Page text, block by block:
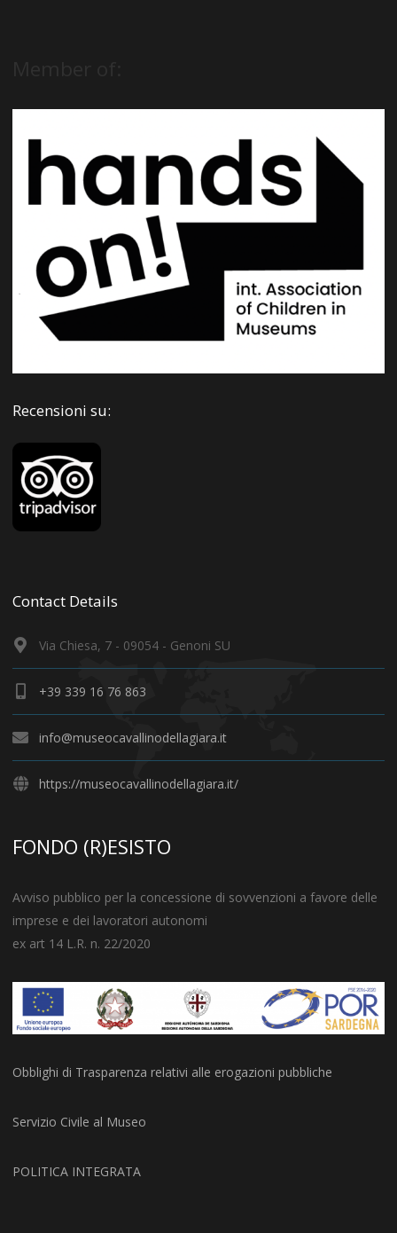
Recensioni su:
Contact Details
Via Chiesa, 7 - 09054 - Genoni SU
+39 339 16 76 863
info@museocavallinodellagiara.it
https://museocavallinodellagiara.it/
FONDO (R)ESISTO
Avviso pubblico per la concessione di sovvenzioni a favore delle
imprese e dei lavoratori autonomi
ex art 14 L.R. n. 22/2020
Obblighi di Trasparenza relativi alle erogazioni pubbliche
Servizio Civile al Museo
POLITICA INTEGRATA